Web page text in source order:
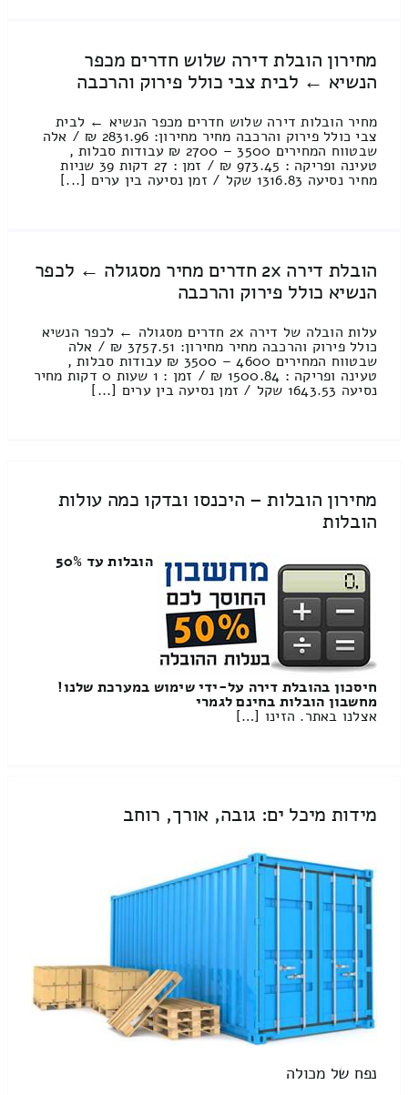
מחירון הובלת דירה שלוש חדרים מכפר
הנשיא ← לבית צבי כולל פירוק והרכבה
מחיר הובלות דירה שלוש חדרים מכפר הנשיא ← לבית
צבי כולל פירוק והרכבה מחיר מחירון: 2831.96 ₪ / אלה
שבטווח המחירים 3500 – 2700 ₪ עבודות סבלות ,
טעינה ופריקה : 973.45 ₪ / זמן : 27 דקות 39 שניות
מחיר נסיעה 1316.83 שקל / זמן נסיעה בין ערים [...]
הובלת דירה 2x חדרים מחיר מסגולה ← לכפר
הנשיא כולל פירוק והרכבה
עלות הובלה של דירה 2x חדרים מסגולה ← לכפר הנשיא
כולל פירוק והרכבה מחיר מחירון: 3757.51 ₪ / אלה
שבטווח המחירים 4600 – 3500 ₪ עבודות סבלות ,
טעינה ופריקה : 1500.84 ₪ / זמן : 1 שעות 0 דקות מחיר
נסיעה 1643.53 שקל / זמן נסיעה בין ערים [...]
מחירון הובלות – היכנסו ובדקו כמה עולות
הובלות
הובלות עד 50%
חיסכון בהובלת דירה על-ידי שימוש במערכת שלנו!
מחשבון הובלות בחינם לגמרי
אצלנו באתר. הזינו […]
מידות מיכל ים: גובה, אורך, רוחב
נפח של מכולה